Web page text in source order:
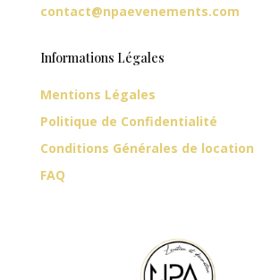
contact@npaevenements.com
Informations Légales
Mentions Légales
Politique de Confidentialité
Conditions Générales de location
FAQ